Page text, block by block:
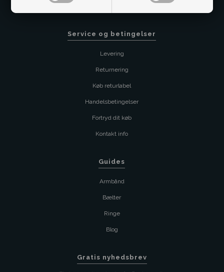
Service og betingelser
Levering
Returnering
Køb returlabel
Handelsbetingelser
Fortryd dit køb
Kontakt info
Guides
Armbånd
Bælter
Ringe
Blog
Gratis nyhedsbrev